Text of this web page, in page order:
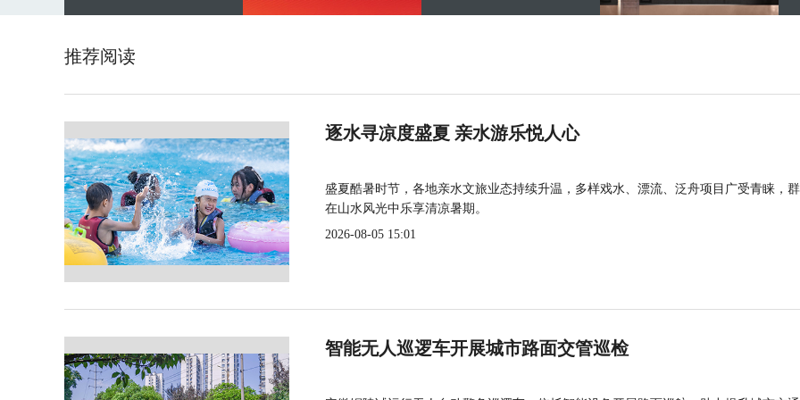
推荐阅读
逐水寻凉度盛夏 亲水游乐悦人心
盛夏酷暑时节，各地亲水文旅业态持续升温，多样戏水、漂流、泛舟项目广受青睐，
在山水风光中乐享清凉暑期。
2026-08-05 15:01
智能无人巡逻车开展城市路面交管巡检